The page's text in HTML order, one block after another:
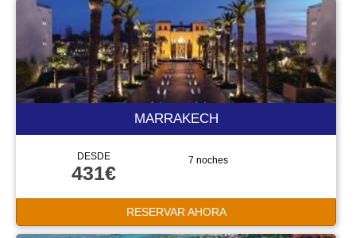
MARRAKECH
DESDE
431€
7 noches
RESERVAR AHORA